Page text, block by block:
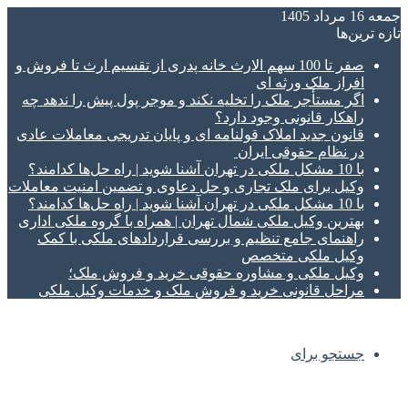
جمعه 16 مرداد 1405
تازه‌ ترین‌ها
صفر تا 100 سهم الارث خانه پدری از تقسیم ارث تا فروش و
افراز ملک ورثه ای
اگر مستأجر ملک را تخلیه نکند و موجر پول پیش را ندهد چه
راهکار قانونی وجود دارد؟
قانون جدید املاک قولنامه ای و پایان تدریجی معاملات عادی
در نظام حقوقی ایران
با 10 مشکل ملکی در تهران آشنا شوید | راه حل‌ها کدامند؟
وکیل برای ملک تجاری و حل دعاوی و تضمین امنیت معاملات
با 10 مشکل ملکی در تهران آشنا شوید | راه حل‌ها کدامند؟
بهترین وکیل ملکی شمال تهران | همراه با گروه ملکی اداری
راهنمای جامع تنظیم و بررسی قراردادهای ملکی با کمک
وکیل ملکی متخصص
وکیل ملکی و مشاوره حقوقی خرید و فروش ملک؛
مراحل قانونی خرید و فروش ملک و خدمات وکیل ملکی
جستجو برای